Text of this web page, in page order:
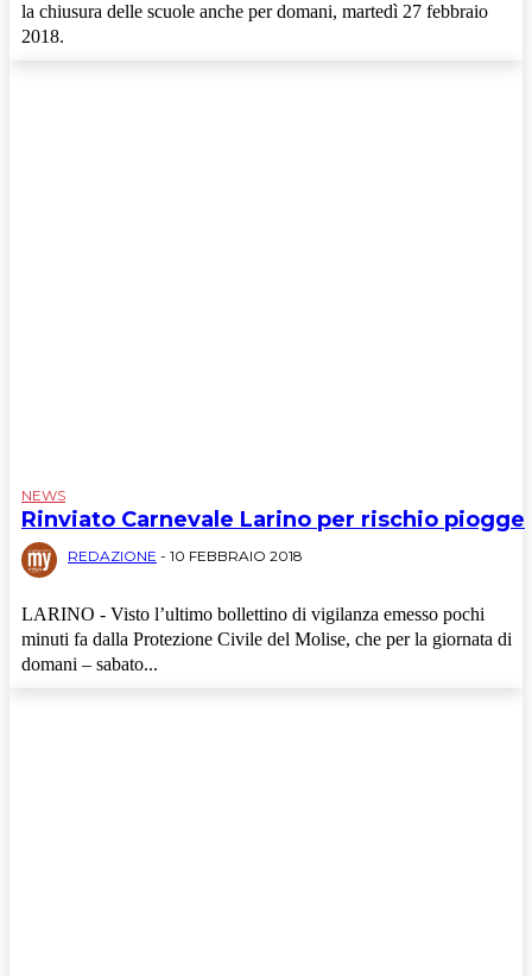
la chiusura delle scuole anche per domani, martedì 27 febbraio
2018.
NEWS
Rinviato Carnevale Larino per rischio piogge
REDAZIONE - 10 FEBBRAIO 2018
LARINO - Visto l’ultimo bollettino di vigilanza emesso pochi
minuti fa dalla Protezione Civile del Molise, che per la giornata di
domani – sabato...